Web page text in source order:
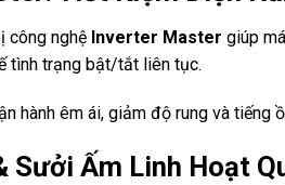
công nghệ Inverter Master giúp
tình trạng bật/tắt liên tục.
hành êm ái, giảm độ rung và
Sưởi Ấm Linh Hoạt